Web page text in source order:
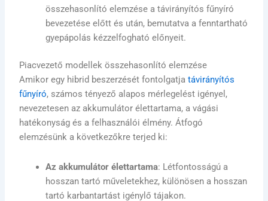
összehasonlító elemzése a távirányítós fűnyíró
bevezetése előtt és után, bemutatva a fenntartható
gyepápolás kézzelfogható előnyeit.
Piacvezető modellek összehasonlító elemzése
Amikor egy hibrid beszerzését fontolgatjatávirányítós
fűnyíró, számos tényező alapos mérlegelést igényel,
nevezetesen az akkumulátor élettartama, a vágási
hatékonyság és a felhasználói élmény. Átfogó
elemzésünk a következőkre terjed ki:
Az akkumulátor élettartama: Létfontosságú a
hosszan tartó műveletekhez, különösen a hosszan
tartó karbantartást igénylő tájakon.